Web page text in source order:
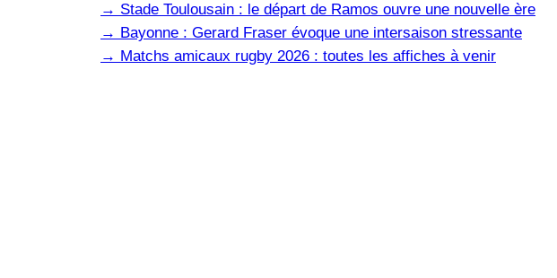
→ Stade Toulousain : le départ de Ramos ouvre une nouvelle ère
→ Bayonne : Gerard Fraser évoque une intersaison stressante
→ Matchs amicaux rugby 2026 : toutes les affiches à venir